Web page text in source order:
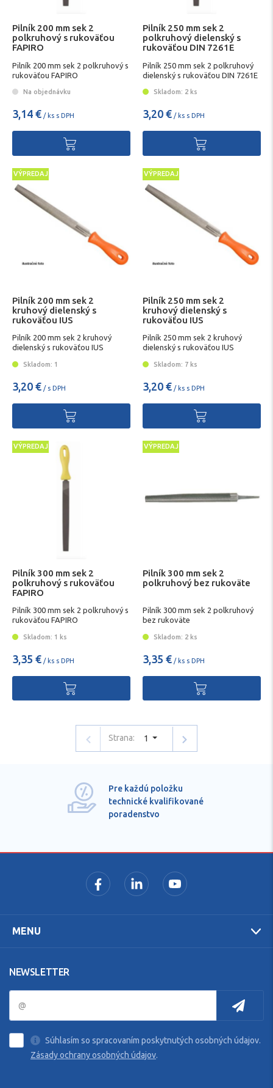
Pilník 200 mm sek 2
polkruhový s rukoväťou
FAPIRO
Pilník 200 mm sek 2 polkruhový s
rukoväťou FAPIRO
Na objednávku
3,14 € / ks s DPH
Pilník 250 mm sek 2
polkruhový dielenský s
rukoväťou DIN 7261E
Pilník 250 mm sek 2 polkruhový
dielenský s rukoväťou DIN 7261E
Skladom: 2 ks
3,20 € / ks s DPH
VÝPREDAJ
Pilník 200 mm sek 2
kruhový dielenský s
rukoväťou IUS
Pilník 200 mm sek 2 kruhový
dielenský s rukoväťou IUS
Skladom: 1
3,20 € / s DPH
VÝPREDAJ
Pilník 250 mm sek 2
kruhový dielenský s
rukoväťou IUS
Pilník 250 mm sek 2 kruhový
dielenský s rukoväťou IUS
Skladom: 7 ks
3,20 € / ks s DPH
VÝPREDAJ
Pilník 300 mm sek 2
polkruhový s rukoväťou
FAPIRO
Pilník 300 mm sek 2 polkruhový s
rukoväťou FAPIRO
Skladom: 1 ks
3,35 € / ks s DPH
VÝPREDAJ
Pilník 300 mm sek 2
polkruhový bez rukoväte
Pilník 300 mm sek 2 polkruhový
bez rukoväte
Skladom: 2 ks
3,35 € / ks s DPH
Strana: 1
Pre každú položku
technické kvalifikované
poradenstvo
MENU
NEWSLETTER
Súhlasím so spracovaním poskytnutých osobných údajov.
Zásady ochrany osobných údajov.